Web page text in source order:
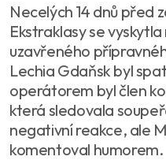
Necelých 14 dnů před
Ekstraklasy se
uzavřeného
Lechia Gdaňsk byl
operátorem byl člen
která sledovala
negativní reakce, ale
komentoval humorem.